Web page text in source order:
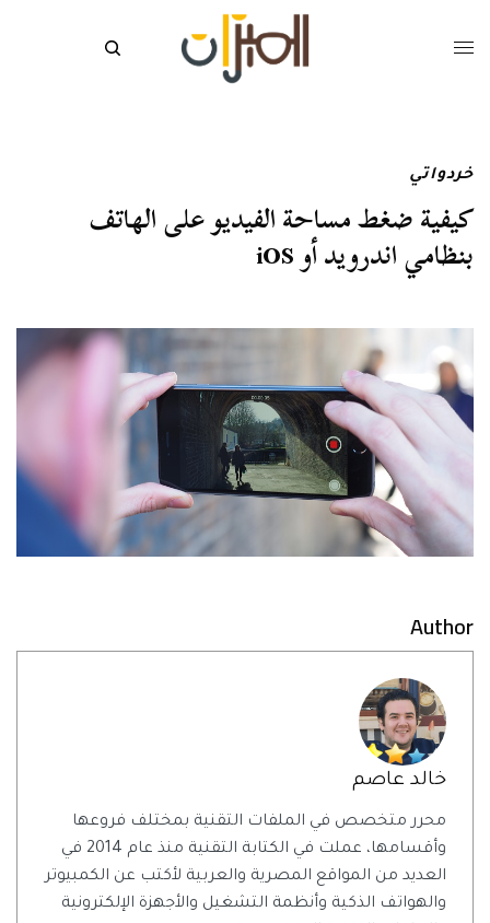
خردواتي
كيفية ضغط مساحة الفيديو على الهاتف
بنظامي اندرويد أو iOS
Author
خالد عاصم
محرر متخصص في الملفات التقنية بمختلف فروعها
وأقسامها، عملت في الكتابة التقنية منذ عام 2014 في
العديد من المواقع المصرية والعربية لأكتب عن الكمبيوتر
والهواتف الذكية وأنظمة التشغيل والأجهزة الإلكترونية